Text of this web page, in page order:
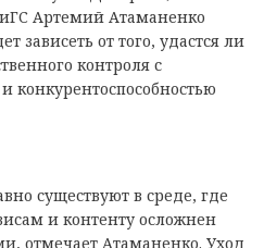
Артемий Атаманенко
зависеть от того, удастся ли
контроля с
конкурентоспособностью
существуют в среде, где
и контенту осложнен
отмечает Атаманенко. Уход